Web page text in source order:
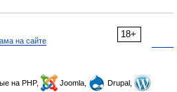
18+
на сайте
на PHP, Joomla,
Drupal,